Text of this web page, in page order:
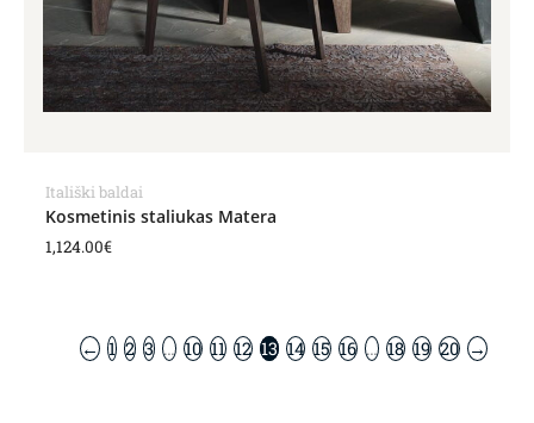
Itališki baldai
Kosmetinis staliukas Matera
1,124.00€
← 1 2 3 … 10 11 12 13 14 15 16 … 18 19 20 →